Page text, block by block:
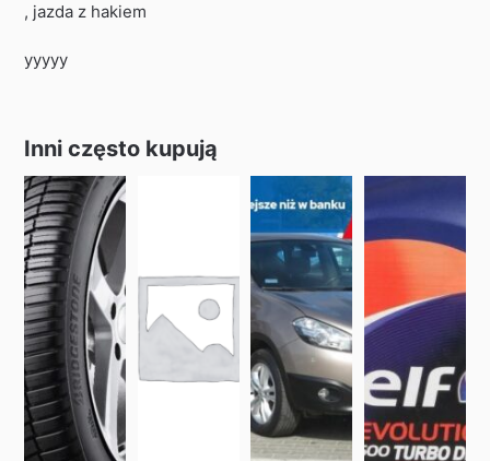
, jazda z hakiem
yyyyy
Inni często kupują